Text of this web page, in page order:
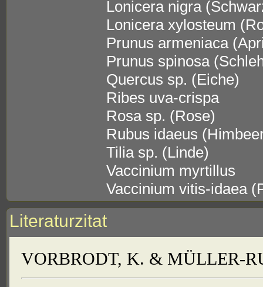
Lonicera nigra
Lonicera xylosteum
Prunus armeniaca
Prunus spinosa
Quercus sp. (Eiche)
Ribes uva-crispa
Rosa sp. (Rose)
Rubus idaeus
Tilia sp. (Linde)
Vaccinium myrtillus
Vaccinium vitis-idaea
Literaturzitat
VORBRODT, K. & MÜLLER-